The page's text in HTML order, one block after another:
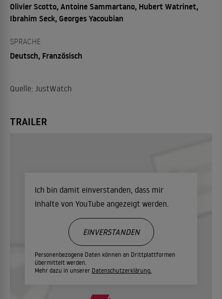
Olivier Scotto, Antoine Sammartano, Hubert Watrinet,
Ibrahim Seck, Georges Yacoubian
SPRACHE
Deutsch, Französisch
Quelle: JustWatch
TRAILER
Ich bin damit einverstanden, dass mir
Inhalte von YouTube angezeigt werden.
Personenbezogene Daten können an Drittplattformen
übermittelt werden.
Mehr dazu in unserer Datenschutzerklärung.
EINVERSTANDEN